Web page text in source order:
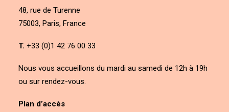
48, rue de Turenne
75003, Paris, France
T. +33 (0)1 42 76 00 33
Nous vous accueillons du mardi au samedi de 12h à 19h
ou sur rendez-vous.
Plan d’accès